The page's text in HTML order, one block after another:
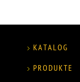
KATALOG
PRODUKTE